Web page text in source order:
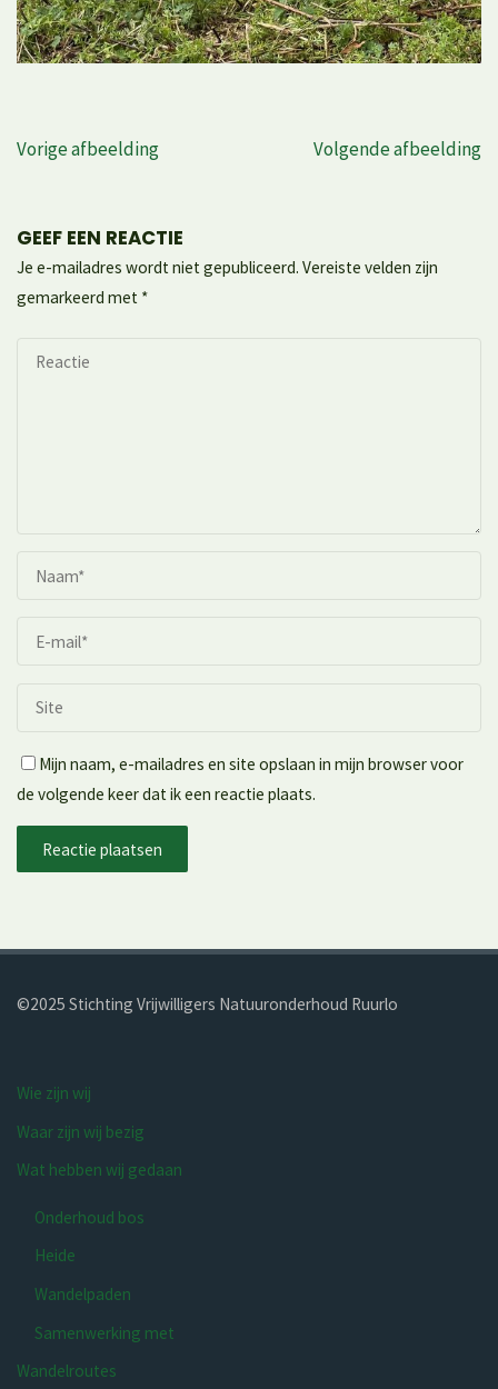
Vorige afbeelding Volgende afbeelding
GEEF EEN REACTIE
Je e-mailadres wordt niet gepubliceerd. Vereiste velden zijn
gemarkeerd met *
Mijn naam, e-mailadres en site opslaan in mijn browser voor
de volgende keer dat ik een reactie plaats.
©2025 Stichting Vrijwilligers Natuur­onderhoud Ruurlo
Wie zijn wij
Waar zijn wij bezig
Wat hebben wij gedaan
Onderhoud bos
Heide
Wandelpaden
Samenwerking met
Wandelroutes